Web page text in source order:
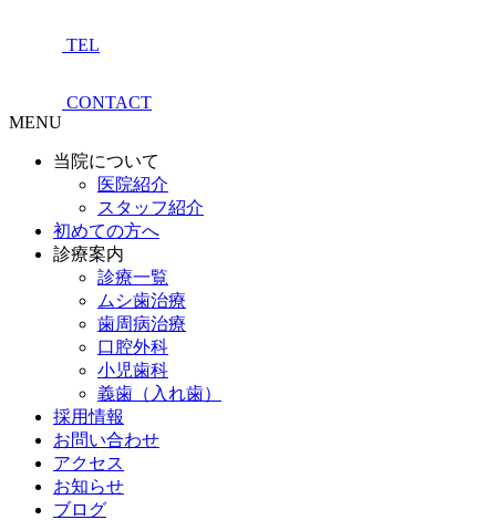
TEL
CONTACT
MENU
当院について
医院紹介
スタッフ紹介
初めての方へ
診療案内
診療一覧
ムシ歯治療
歯周病治療
口腔外科
小児歯科
義歯（入れ歯）
採用情報
お問い合わせ
アクセス
お知らせ
ブログ